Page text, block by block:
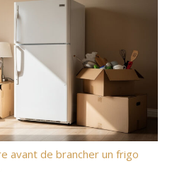
avant de brancher un frigo